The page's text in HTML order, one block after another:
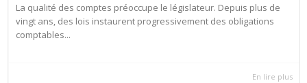
La qualité des comptes préoccupe le législateur. Depuis plus de
vingt ans, des lois instaurent progressivement des obligations
comptables...
En lire plus